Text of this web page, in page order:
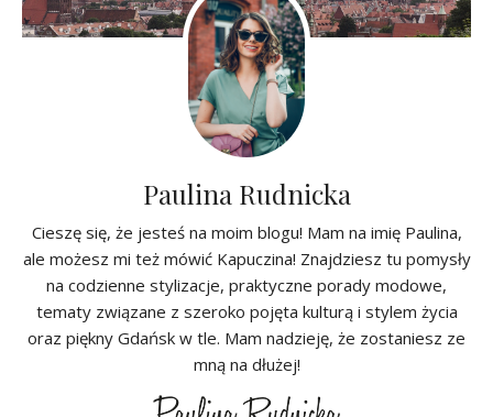
Paulina Rudnicka
Cieszę się, że jesteś na moim blogu! Mam na imię Paulina,
ale możesz mi też mówić Kapuczina! Znajdziesz tu pomysły
na codzienne stylizacje, praktyczne porady modowe,
tematy związane z szeroko pojęta kulturą i stylem życia
oraz piękny Gdańsk w tle. Mam nadzieję, że zostaniesz ze
mną na dłużej!